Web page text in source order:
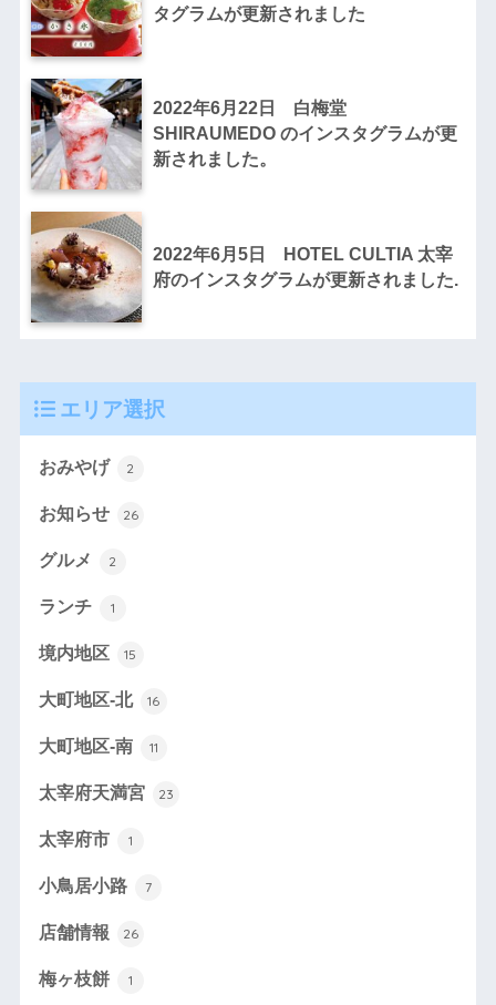
タグラムが更新されました
2022年6月22日 白梅堂
SHIRAUMEDO のインスタグラムが更
新されました。
2022年6月5日 HOTEL CULTIA 太宰
府のインスタグラムが更新されました.
エリア選択
おみやげ 2
お知らせ 26
グルメ 2
ランチ 1
境内地区 15
大町地区-北 16
大町地区-南 11
太宰府天満宮 23
太宰府市 1
小鳥居小路 7
店舗情報 26
梅ヶ枝餅 1